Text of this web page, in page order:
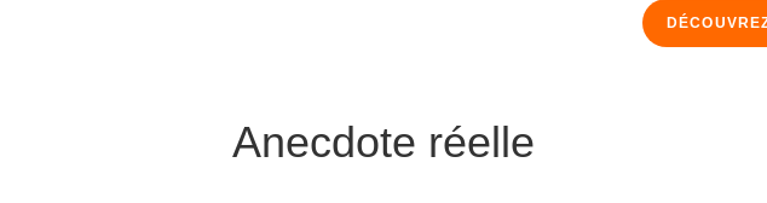
Anecdote réelle